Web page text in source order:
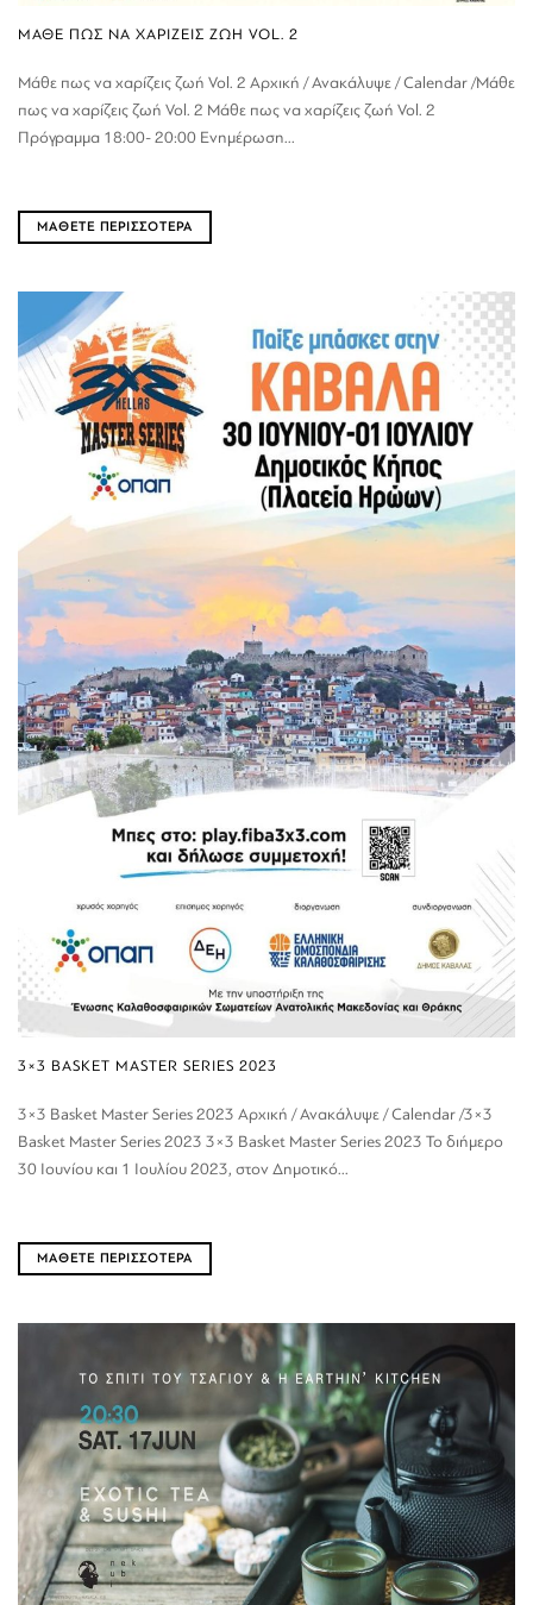
ΜΑΘΕ ΠΩΣ ΝΑ ΧΑΡΙΖΕΙΣ ΖΩΗ VOL. 2
Μάθε πως να χαρίζεις ζωή Vol. 2 Αρχική / Ανακάλυψε / Calendar /Μάθε
πως να χαρίζεις ζωή Vol. 2 Μάθε πως να χαρίζεις ζωή Vol. 2
Πρόγραμμα 18:00- 20:00 Ενημέρωση...
ΜΑΘΕΤΕ ΠΕΡΙΣΣΟΤΕΡΑ
3×3 BASKET MASTER SERIES 2023
3×3 Basket Master Series 2023 Αρχική / Ανακάλυψε / Calendar /3×3
Basket Master Series 2023 3×3 Basket Master Series 2023 Το διήμερο
30 Ιουνίου και 1 Ιουλίου 2023, στον Δημοτικό...
ΜΑΘΕΤΕ ΠΕΡΙΣΣΟΤΕΡΑ